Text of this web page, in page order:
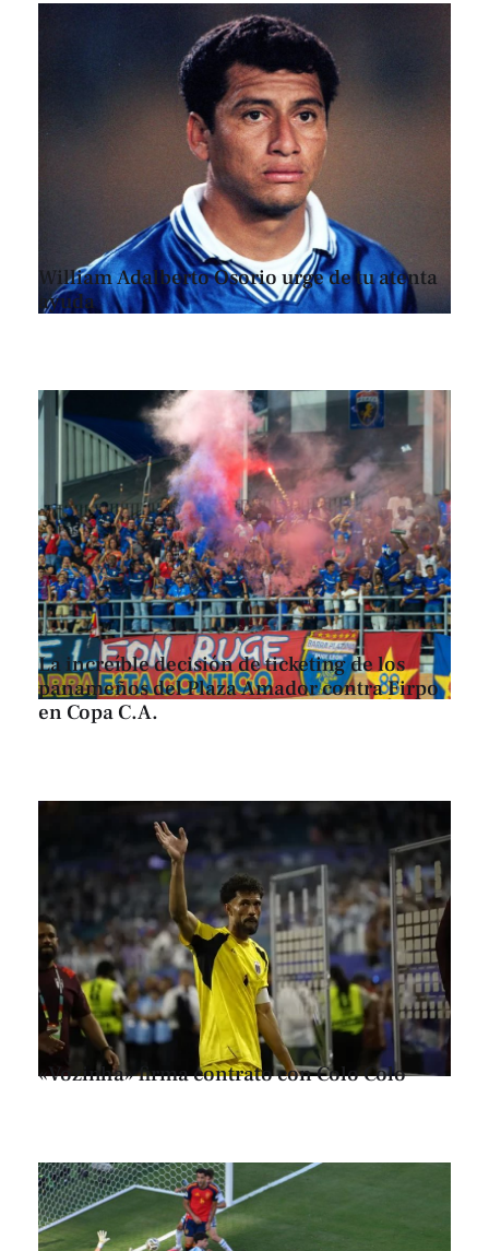
William Adalberto Osorio urge de tu atenta
ayuda
La increíble decisión de ticketing de los
panameños del Plaza Amador contra Firpo
en Copa C.A.
«Vozinha» firma contrato con Colo Colo